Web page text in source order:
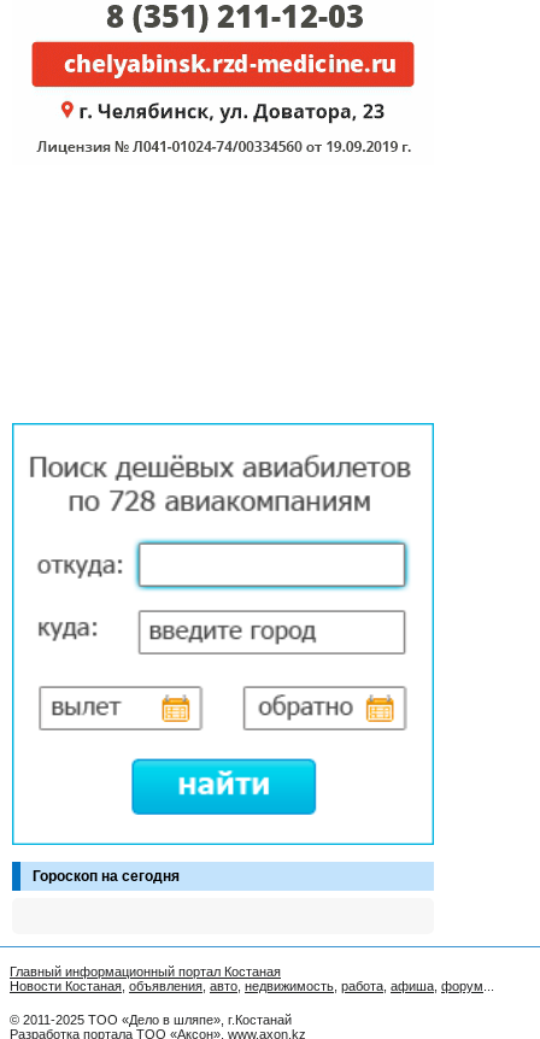
Гороскоп на сегодня
Главный информационный портал Костаная
Новости Костаная объявления авто недвижимость работа афиша форум
© 2011-2025 ТОО «Дело в шляпе», г.Костанай
Разработка портала ТОО «Аксон» www.axon.kz